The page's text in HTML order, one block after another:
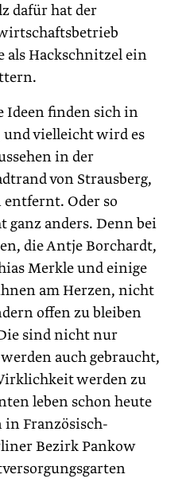
dafür hat der
als Hackschnitzel ein
Ideen finden sich in
vielleicht wird es
in der
von Strausberg,
Oder so
ganz anders. Denn bei
die Antje Borchardt,
Merkle und einige
am Herzen, nicht
offen zu bleiben
sind nicht nur
auch gebraucht,
werden zu
leben schon heute
Französisch-
Bezirk Pankow